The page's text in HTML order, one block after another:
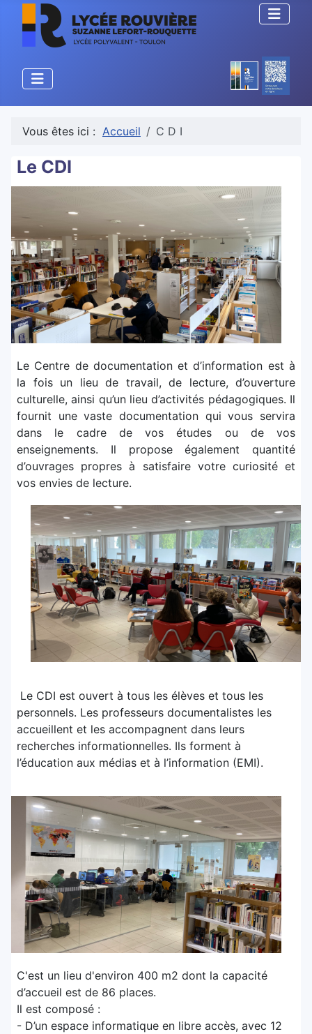
Vous êtes ici : Accueil C D I
Le CDI
Le Centre de documentation et d’information est à
la fois un lieu de travail, de lecture, d’ouverture
culturelle, ainsi qu’un lieu d’activités pédagogiques. Il
fournit une vaste documentation qui vous servira
dans le cadre de vos études ou de vos
enseignements. Il propose également quantité
d’ouvrages propres à satisfaire votre curiosité et
vos envies de lecture.
Le CDI est ouvert à tous les élèves et tous les
personnels. Les professeurs documentalistes les
accueillent et les accompagnent dans leurs
recherches informationnelles. Ils forment à
l’éducation aux médias et à l’information (EMI).
C'est un lieu d'environ 400 m2 dont la capacité
d’accueil est de 86 places.
Il est composé :
- D’un espace informatique en libre accès, avec 12